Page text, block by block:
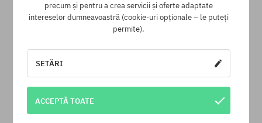
Avem cele mai bune prețuri, dar dacă găsești același produs
într-un alt e-shop la un preț mai mic - reducem prețul, special
pentru tine!
precum și pentru a crea servicii și oferte adaptate
intereselor dumneavoastră (cookie-uri opționale – le puteți
permite).
SETĂRI
ACCEPTĂ TOATE